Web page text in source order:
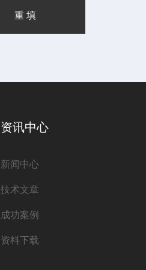
资讯中心
新闻中心
技术文章
成功案例
资料下载